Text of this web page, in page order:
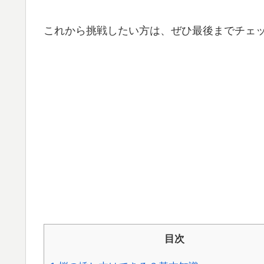
これから挑戦したい方は、ぜひ最後までチェ
目次